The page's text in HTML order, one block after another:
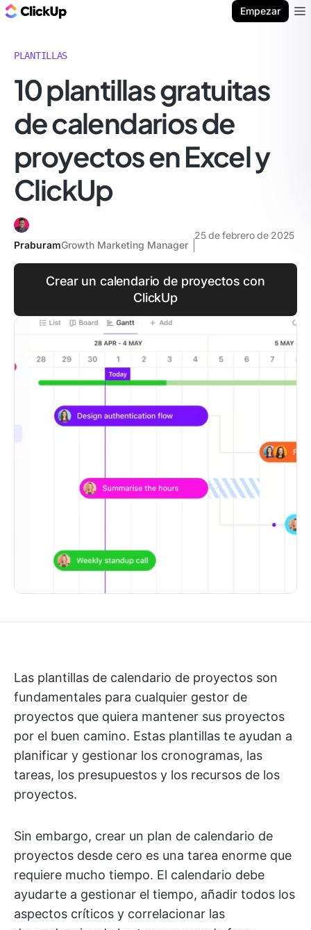
Empezar
PLANTILLAS
10 plantillas gratuitas
de calendarios de
proyectos en Excel y
ClickUp
PraburamGrowth Marketing Manager
25 de febrero de 2025
Crear un calendario de proyectos con
ClickUp
Las plantillas de calendario de proyectos son
fundamentales para cualquier gestor de
proyectos que quiera mantener sus proyectos
por el buen camino. Estas plantillas te ayudan a
planificar y gestionar los cronogramas, las
tareas, los presupuestos y los recursos de los
proyectos.
Sin embargo, crear un plan de calendario de
proyectos desde cero es una tarea enorme que
requiere mucho tiempo. El calendario debe
ayudarte a gestionar el tiempo, añadir todos los
aspectos críticos y correlacionar las